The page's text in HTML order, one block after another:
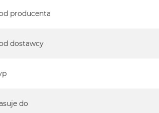
producenta
dostawcy
do